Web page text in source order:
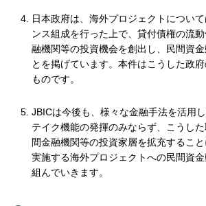
日本政府は、海外プロジェクトについ
ンス組成を行った上で、貸付債権の流
融機関等の投資機会を創出し、民間資
とを掲げています。本件はこうした政
ものです。
JBICは今後も、様々な金融手法を活用
テイク機能の発揮のみならず、こうし
間金融機関等の投資家層を拡充するこ
実施する海外プロジェクトへの民間資
組んでいきます。